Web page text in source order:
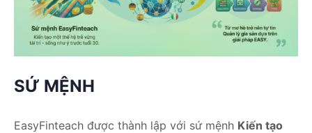
SỨ MỆNH
EasyFinteach được thành lập với sứ mệnh Kiến tạo